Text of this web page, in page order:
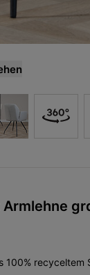
recyceltem